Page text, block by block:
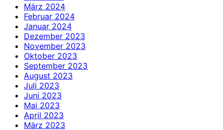
März 2024
Februar 2024
Januar 2024
Dezember 2023
November 2023
Oktober 2023
September 2023
August 2023
Juli 2023
Juni 2023
Mai 2023
April 2023
März 2023